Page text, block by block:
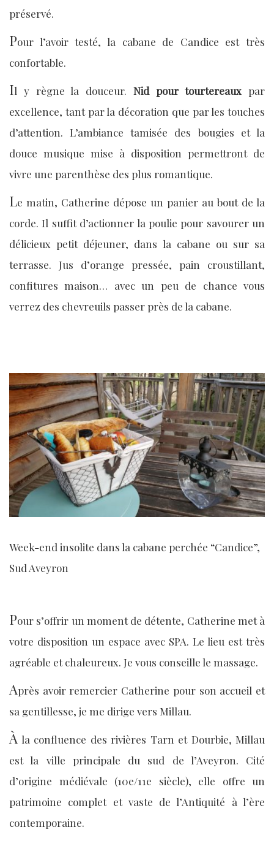
préservé.
Pour l’avoir testé, la cabane de Candice est très
confortable.
Il y règne la douceur. Nid pour tourtereaux par
excellence, tant par la décoration que par les touches
d’attention. L’ambiance tamisée des bougies et la
douce musique mise à disposition permettront de
vivre une parenthèse des plus romantique.
Le matin, Catherine dépose un panier au bout de la
corde. Il suffit d’actionner la poulie pour savourer un
délicieux petit déjeuner, dans la cabane ou sur sa
terrasse. Jus d’orange pressée, pain croustillant,
confitures maison… avec un peu de chance vous
verrez des chevreuils passer près de la cabane.
Week-end insolite dans la cabane perchée “Candice”,
Sud Aveyron
Pour s’offrir un moment de détente, Catherine met à
votre disposition un espace avec SPA. Le lieu est très
agréable et chaleureux. Je vous conseille le massage.
Après avoir remercier Catherine pour son accueil et
sa gentillesse, je me dirige vers Millau.
À la confluence des rivières Tarn et Dourbie, Millau
est la ville principale du sud de l’Aveyron. Cité
d’origine médiévale (10e/11e siècle), elle offre un
patrimoine complet et vaste de l’Antiquité à l’ère
contemporaine.